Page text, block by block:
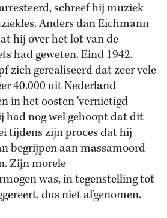
schreef hij muziek
Anders dan Eichmann
hij over het lot van de
had geweten. Eind 1942,
zich gerealiseerd dat zeer vele
40.000 uit Nederland
in het oosten 'vernietigd
had nog wel gehoopt dat dit
tijdens zijn proces dat hij
begrijpen aan massamoord
Zijn morele
was, in tegenstelling tot
dus niet afgenomen.